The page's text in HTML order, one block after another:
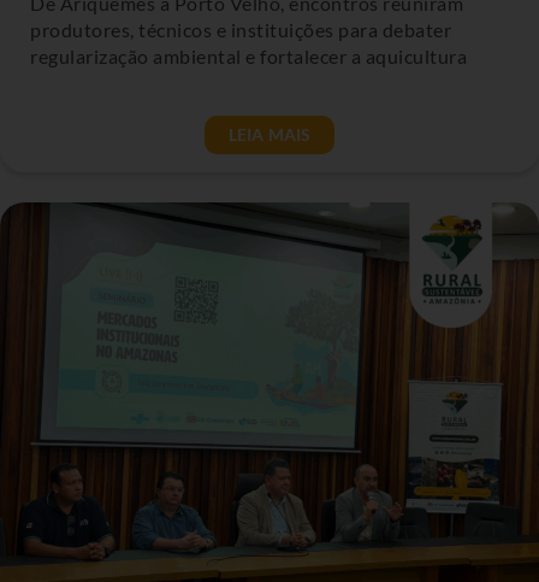
produtores, técnicos e instituições para debater
regularização ambiental e fortalecer a aquicultura
LEIA MAIS